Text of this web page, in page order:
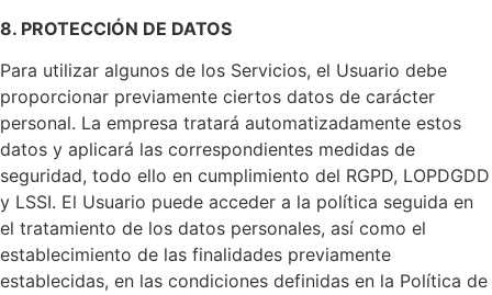
8. PROTECCIÓN DE DATOS
Para utilizar algunos de los Servicios, el Usuario debe
proporcionar previamente ciertos datos de carácter
personal. La empresa tratará automatizadamente estos
datos y aplicará las correspondientes medidas de
seguridad, todo ello en cumplimiento del RGPD, LOPDGDD
y LSSI. El Usuario puede acceder a la política seguida en
el tratamiento de los datos personales, así como el
establecimiento de las finalidades previamente
establecidas, en las condiciones definidas en la Política de